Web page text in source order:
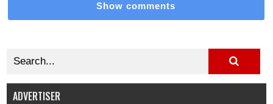
Show comments
ADVERTISER